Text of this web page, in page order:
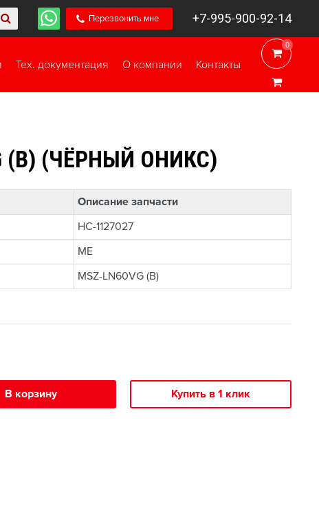
Перезвонить мне +7-995-900-92-14
0
0
Тех. документация О компании Контакты
(B) (ЧЁРНЫЙ ОНИКС)
Описание запчасти
НС-1127027
ME
MSZ-LN60VG (B)
В корзину Купить в 1 клик